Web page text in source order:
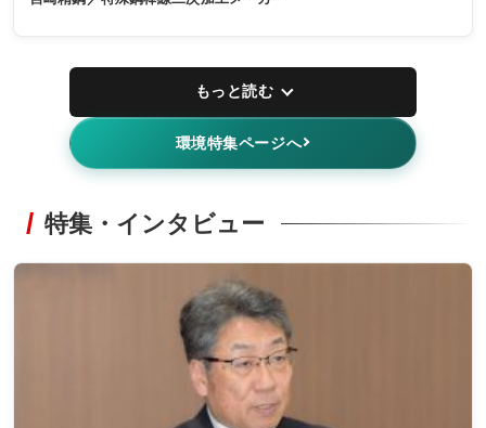
もっと読む
環境特集ページへ
特集・インタビュー